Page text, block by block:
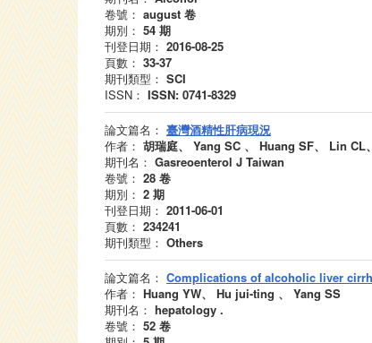
卷號： august 卷
期別： 54 期
刊登日期： 2016-08-25
頁數： 33-37
期刊類型： SCI
ISSN： ISSN: 0741-8329
論文篇名： 臺灣酒精性肝病現況
作者： 胡瑞庭、 Yang SC 、 Huang SF、 Lin
期刊名： Gasreoenterol J Taiwan
卷號： 28 卷
期別： 2 期
刊登日期： 2011-06-01
頁數： 234241
期刊類型： Others
論文篇名： Complications of alcoholic liver
作者： Huang YW、 Hu jui-ting 、 Yang SS
期刊名： hepatology .
卷號： 52 卷